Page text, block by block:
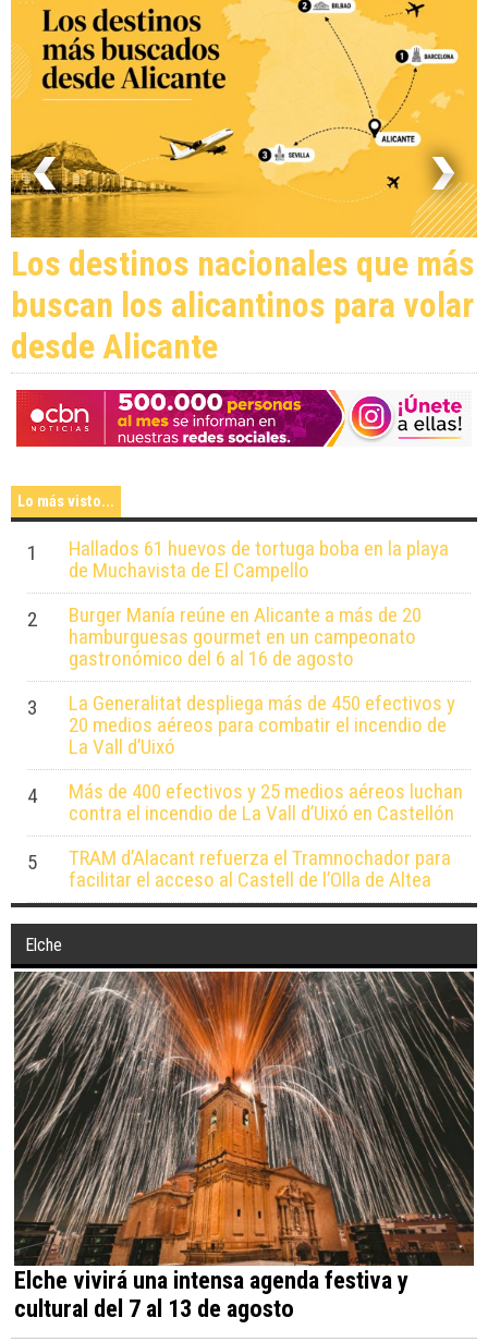
Los destinos nacionales que más
buscan los alicantinos para volar
desde Alicante
Lo más visto...
1
Hallados 61 huevos de tortuga boba en la playa
de Muchavista de El Campello
2
Burger Manía reúne en Alicante a más de 20
hamburguesas gourmet en un campeonato
gastronómico del 6 al 16 de agosto
3
La Generalitat despliega más de 450 efectivos y
20 medios aéreos para combatir el incendio de
La Vall d’Uixó
4
Más de 400 efectivos y 25 medios aéreos luchan
contra el incendio de La Vall d’Uixó en Castellón
5
TRAM d’Alacant refuerza el Tramnochador para
facilitar el acceso al Castell de l’Olla de Altea
Elche
Elche vivirá una intensa agenda festiva y
cultural del 7 al 13 de agosto